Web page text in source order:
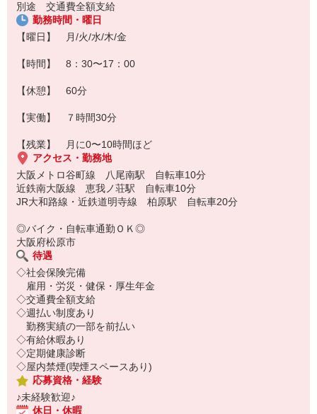
別途 交通費全額支給
勤務時間・曜日
【曜日】 月/火/水/木/金
【時間】 8：30〜17：00
【休憩】 60分
【実働】 ７時間30分
【残業】 月に0〜10時間ほど
アクセス・勤務地
大阪メトロ谷町線 八尾南駅 自転車10分
近鉄南大阪線 恵我ノ荘駅 自転車10分
JR大和路線・近鉄道明寺線 柏原駅 自転車20分
◎バイク・自転車通勤ＯＫ◎
大阪府松原市
待遇
◇社会保険完備
雇用・労災・健保・厚生年金
◇交通費全額支給
◇週払い制度あり
勤務実績の一部を前払い
◇有給休暇あり
◇定期健康診断
◇屋内禁煙(喫煙スペースあり)
応募資格・経験
♪未経験歓迎♪
休日・休暇